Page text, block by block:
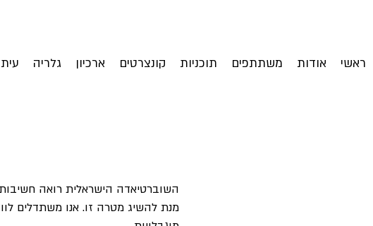
ראשי אודות משתתפים תוכניות קונצרטים ארכיון גלריה
השוברטיאדה הישראלית רואה
מנת להשיג מטרה זו. אנו משתדלים